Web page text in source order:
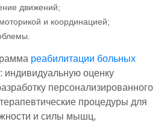
движений;
и координацией;
реабилитации больных
индивидуальную оценку
персонализированного
процедуры для
и силы мышц,